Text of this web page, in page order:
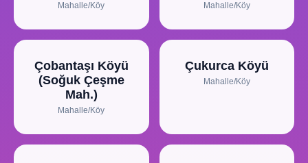
Mahalle/Köy Mahalle/Köy
Çobantaşı Köyü
(Soğuk Çeşme
Mah.)
Mahalle/Köy
Çukurca Köyü
Mahalle/Köy